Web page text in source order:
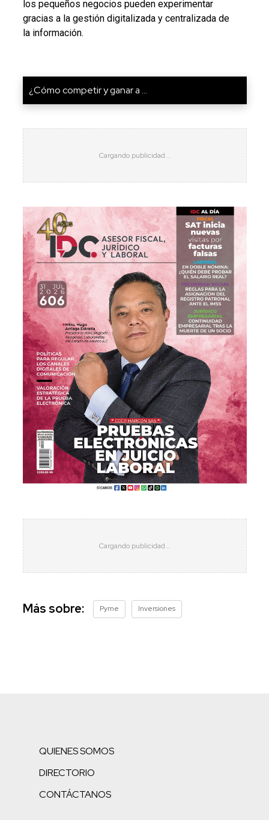
los pequeños negocios pueden experimentar
gracias a la gestión digitalizada y centralizada de
la información.
¿Cómo competir y ganar a ...
Más sobre: Pyme Inversiones
QUIENES SOMOS
DIRECTORIO
CONTÁCTANOS